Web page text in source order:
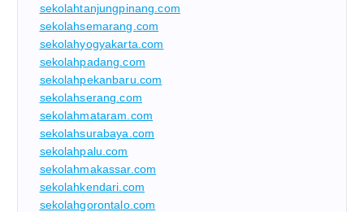
sekolahtanjungpinang.com
sekolahsemarang.com
sekolahyogyakarta.com
sekolahpadang.com
sekolahpekanbaru.com
sekolahserang.com
sekolahmataram.com
sekolahsurabaya.com
sekolahpalu.com
sekolahmakassar.com
sekolahkendari.com
sekolahgorontalo.com